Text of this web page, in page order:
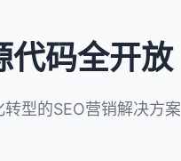
代码全开放
型的SEO营销解决方案